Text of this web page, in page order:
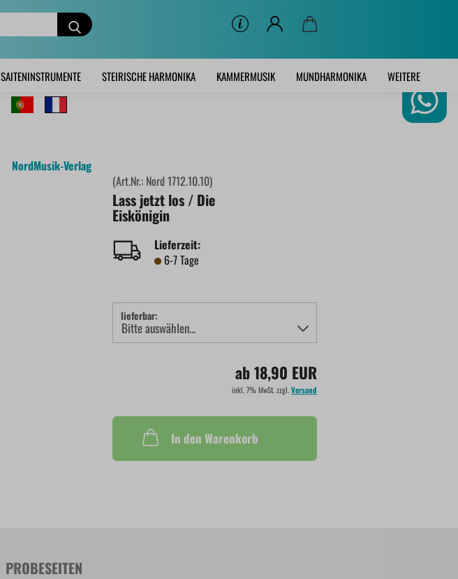
Suche...
SAITENINSTRUMENTE STEIRISCHE HARMONIKA KAMMERMUSIK MUNDHARMONIKA WEITERE
NordMusik-Verlag
(Art.Nr.: Nord 1712.10.10)
Lass jetzt los / Die
Eiskönigin
Lieferzeit:
6-7 Tage
lieferbar:
ab 18,90 EUR
inkl. 7% MwSt. zzgl.Versand
In den Warenkorb
PROBESEITEN